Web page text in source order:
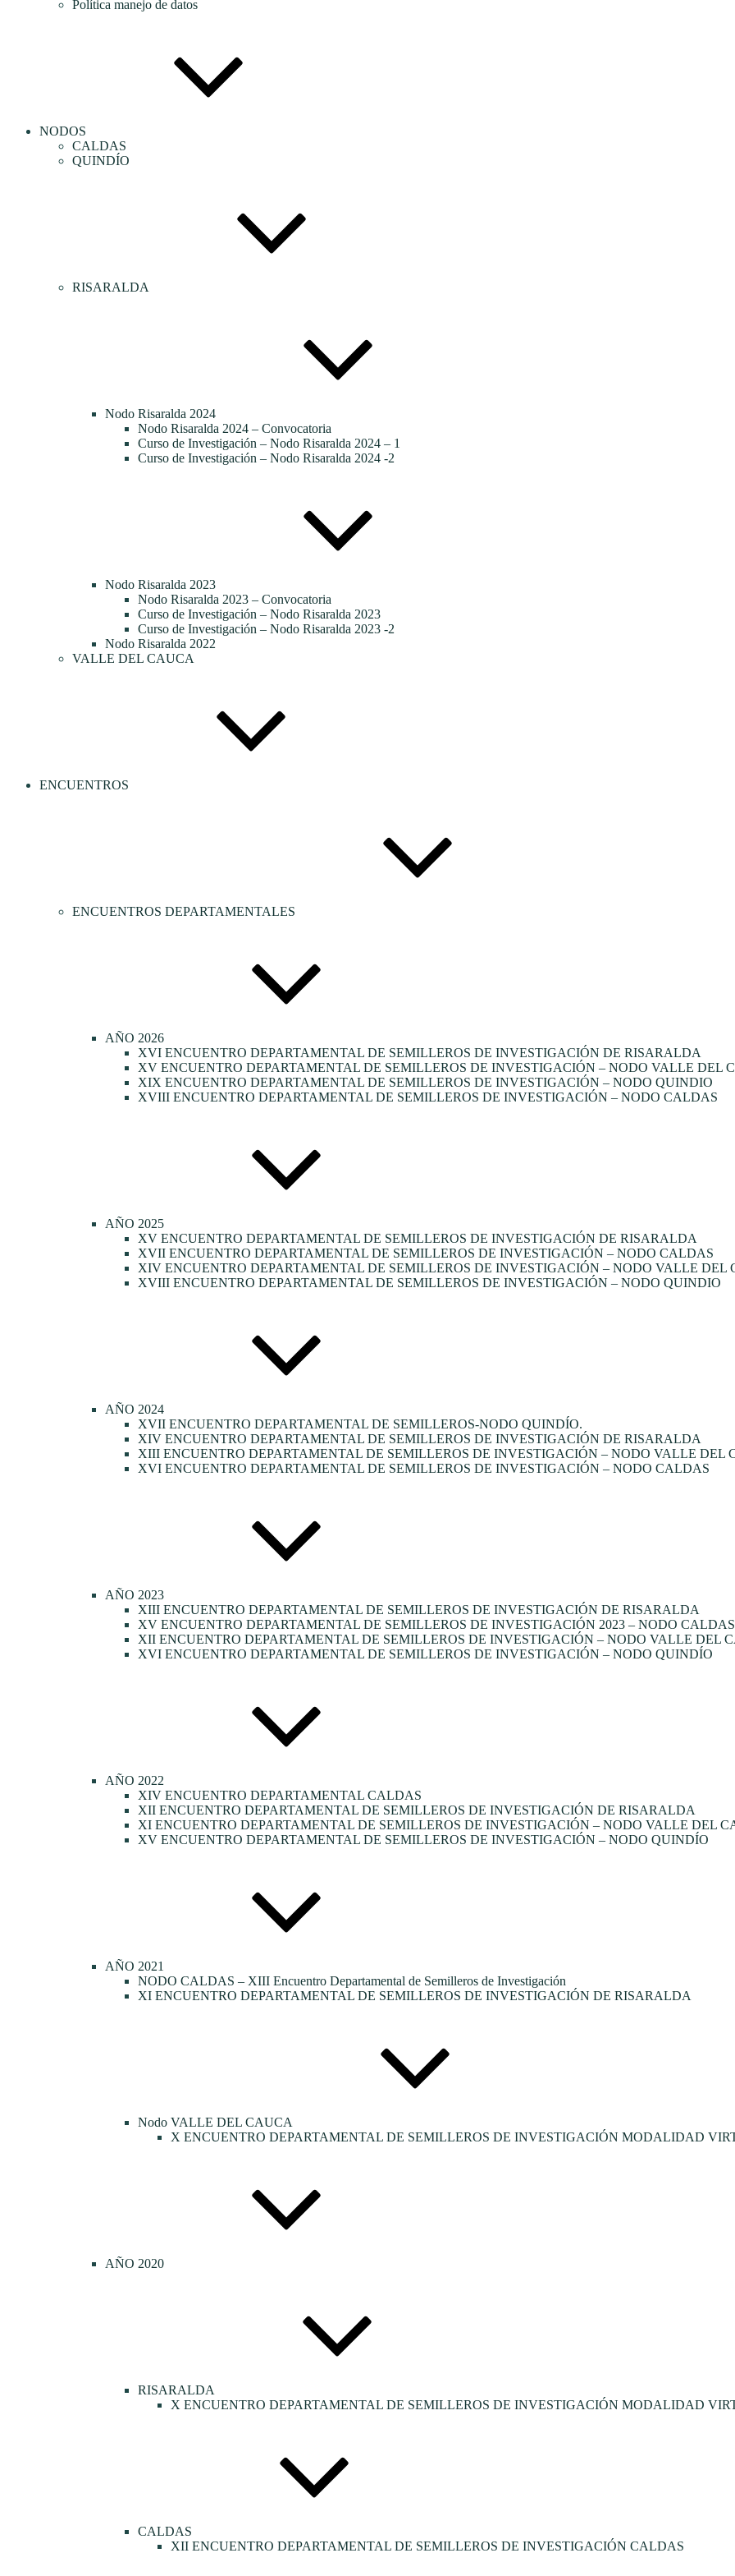
Política manejo de datos
NODOS
CALDAS
QUINDÍO
RISARALDA
Nodo Risaralda 2024
Nodo Risaralda 2024 – Convocatoria
Curso de Investigación – Nodo Risaralda 2024 – 1
Curso de Investigación – Nodo Risaralda 2024 -2
Nodo Risaralda 2023
Nodo Risaralda 2023 – Convocatoria
Curso de Investigación – Nodo Risaralda 2023
Curso de Investigación – Nodo Risaralda 2023 -2
Nodo Risaralda 2022
VALLE DEL CAUCA
ENCUENTROS
ENCUENTROS DEPARTAMENTALES
AÑO 2026
XVI ENCUENTRO DEPARTAMENTAL DE SEMILLEROS DE INVESTIGACIÓN DE RISARALDA
XV ENCUENTRO DEPARTAMENTAL DE SEMILLEROS DE INVESTIGACIÓN – NODO VALLE DEL
XIX ENCUENTRO DEPARTAMENTAL DE SEMILLEROS DE INVESTIGACIÓN – NODO QUINDIO
XVIII ENCUENTRO DEPARTAMENTAL DE SEMILLEROS DE INVESTIGACIÓN – NODO CALDAS
AÑO 2025
XV ENCUENTRO DEPARTAMENTAL DE SEMILLEROS DE INVESTIGACIÓN DE RISARALDA
XVII ENCUENTRO DEPARTAMENTAL DE SEMILLEROS DE INVESTIGACIÓN – NODO CALDAS
XIV ENCUENTRO DEPARTAMENTAL DE SEMILLEROS DE INVESTIGACIÓN – NODO VALLE DEL
XVIII ENCUENTRO DEPARTAMENTAL DE SEMILLEROS DE INVESTIGACIÓN – NODO QUINDIO
AÑO 2024
XVII ENCUENTRO DEPARTAMENTAL DE SEMILLEROS-NODO QUINDÍO.
XIV ENCUENTRO DEPARTAMENTAL DE SEMILLEROS DE INVESTIGACIÓN DE RISARALDA
XIII ENCUENTRO DEPARTAMENTAL DE SEMILLEROS DE INVESTIGACIÓN – NODO VALLE DEL
XVI ENCUENTRO DEPARTAMENTAL DE SEMILLEROS DE INVESTIGACIÓN – NODO CALDAS
AÑO 2023
XIII ENCUENTRO DEPARTAMENTAL DE SEMILLEROS DE INVESTIGACIÓN DE RISARALDA
XV ENCUENTRO DEPARTAMENTAL DE SEMILLEROS DE INVESTIGACIÓN 2023 – NODO CALDAS
XII ENCUENTRO DEPARTAMENTAL DE SEMILLEROS DE INVESTIGACIÓN – NODO VALLE DEL
XVI ENCUENTRO DEPARTAMENTAL DE SEMILLEROS DE INVESTIGACIÓN – NODO QUINDÍO
AÑO 2022
XIV ENCUENTRO DEPARTAMENTAL CALDAS
XII ENCUENTRO DEPARTAMENTAL DE SEMILLEROS DE INVESTIGACIÓN DE RISARALDA
XI ENCUENTRO DEPARTAMENTAL DE SEMILLEROS DE INVESTIGACIÓN – NODO VALLE DEL
XV ENCUENTRO DEPARTAMENTAL DE SEMILLEROS DE INVESTIGACIÓN – NODO QUINDÍO
AÑO 2021
NODO CALDAS – XIII Encuentro Departamental de Semilleros de Investigación
XI ENCUENTRO DEPARTAMENTAL DE SEMILLEROS DE INVESTIGACIÓN DE RISARALDA
Nodo VALLE DEL CAUCA
X ENCUENTRO DEPARTAMENTAL DE SEMILLEROS DE INVESTIGACIÓN MODALIDAD
AÑO 2020
RISARALDA
X ENCUENTRO DEPARTAMENTAL DE SEMILLEROS DE INVESTIGACIÓN MODALIDAD
CALDAS
XII ENCUENTRO DEPARTAMENTAL DE SEMILLEROS DE INVESTIGACIÓN CALDAS